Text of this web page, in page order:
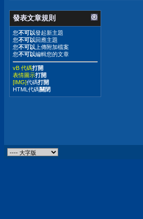
發表文章規則
您不可以發起新主題
您不可以 回應主題
您不可以 上傳附加檔案
您不可以編輯您的文章
vB 代碼打開
表情圖示打開
[IMG]代碼打開
HTML代碼關閉